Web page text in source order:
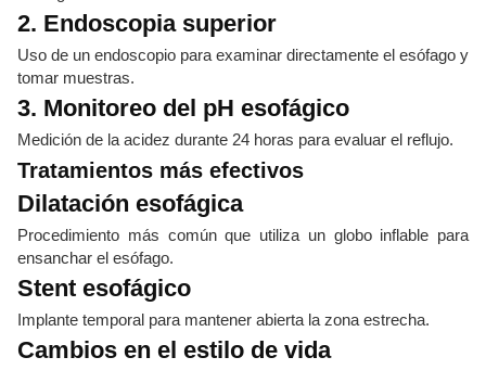
2. Endoscopia superior
Uso de un endoscopio para examinar directamente el esófago y
tomar muestras.
3. Monitoreo del pH esofágico
Medición de la acidez durante 24 horas para evaluar el reflujo.
Tratamientos más efectivos
Dilatación esofágica
Procedimiento más común que utiliza un globo inflable para
ensanchar el esófago.
Stent esofágico
Implante temporal para mantener abierta la zona estrecha.
Cambios en el estilo de vida